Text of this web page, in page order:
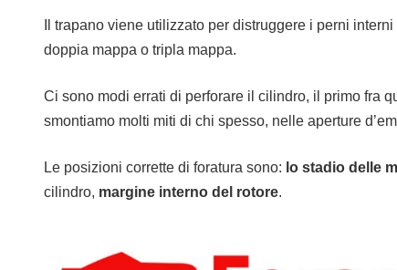
Il trapano viene utilizzato per distruggere i perni
doppia mappa o tripla mappa.
Ci sono modi errati di perforare il cilindro, il primo fra
smontiamo molti miti di chi spesso, nelle aperture
Le posizioni corrette di foratura sono: lo stadio delle
cilindro, margine interno del rotore.